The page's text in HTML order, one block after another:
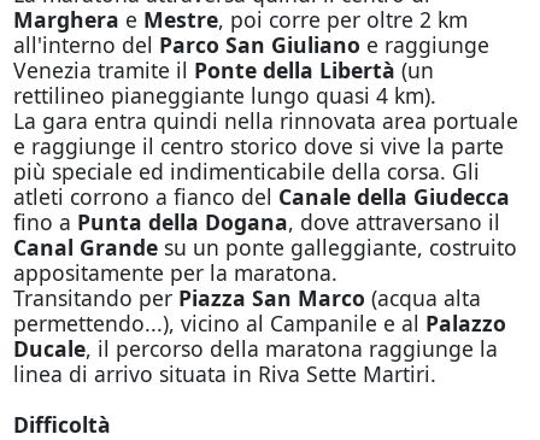
Marghera e Mestre, poi corre per oltre 2 km
all'interno del Parco San Giuliano e raggiunge
Venezia tramite il Ponte della Libertà (un
rettilineo pianeggiante lungo quasi 4 km).
La gara entra quindi nella rinnovata area portuale
e raggiunge il centro storico dove si vive la parte
più speciale ed indimenticabile della corsa. Gli
atleti corrono a fianco del Canale della Giudecca
fino a Punta della Dogana, dove attraversano il
Canal Grandesu un ponte galleggiante, costruito
appositamente per la maratona.
Transitando per Piazza San Marco (acqua alta
permettendo...), vicino al Campanile e al Palazzo
Ducale, il percorso della maratona raggiunge la
linea di arrivo situata in Riva Sette Martiri.
Difficoltà